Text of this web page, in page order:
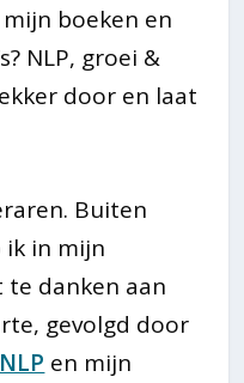
boeken en
NLP, groei &
door en laat
Buiten
in mijn
danken aan
gevolgd door
en mijn